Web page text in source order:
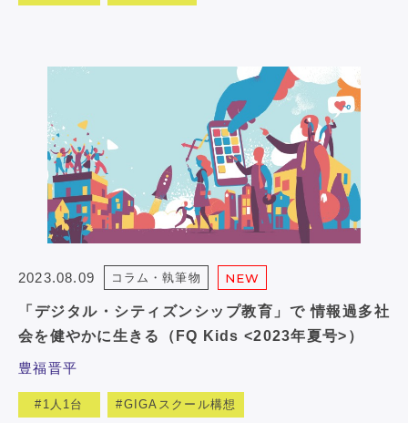
2023.08.09 コラム・執筆物 NEW
「デジタル・シティズンシップ教育」で 情報過多社
会を健やかに生きる（FQ Kids <2023年夏号>）
豊福晋平
1人1台 GIGAスクール構想